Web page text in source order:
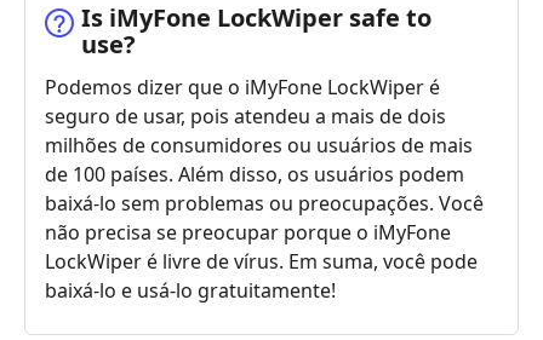
Is iMyFone LockWiper safe to
use?
Podemos dizer que o iMyFone LockWiper é
seguro de usar, pois atendeu a mais de dois
milhões de consumidores ou usuários de mais
de 100 países. Além disso, os usuários podem
baixá-lo sem problemas ou preocupações. Você
não precisa se preocupar porque o iMyFone
LockWiper é livre de vírus. Em suma, você pode
baixá-lo e usá-lo gratuitamente!